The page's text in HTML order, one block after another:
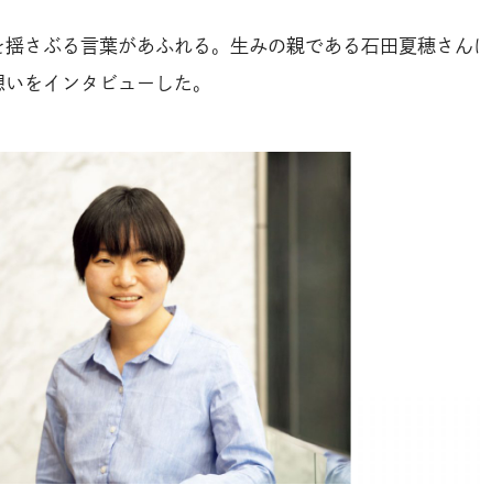
さぶる言葉があふれる。生みの親である石田夏穂さん
をインタビューした。